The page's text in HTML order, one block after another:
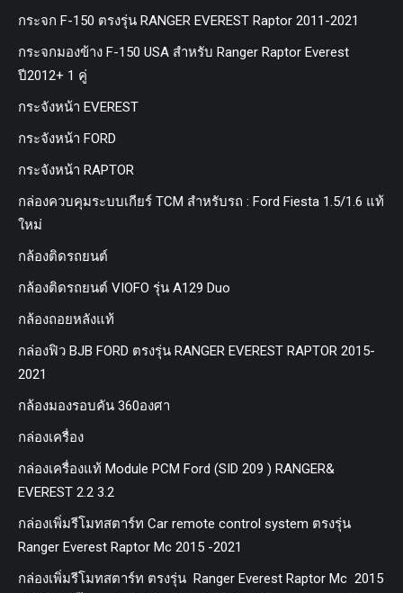
กระจก F-150 ตรงรุ่น RANGER EVEREST Raptor 2011-2021
กระจกมองข้าง F-150 USA สำหรับ Ranger Raptor Everest
ปี2012+ 1 คู่
กระจังหน้า EVEREST
กระจังหน้า FORD
กระจังหน้า RAPTOR
กล่องควบคุมระบบเกียร์ TCM สำหรับรถ : Ford Fiesta 1.5/1.6 แท้
ใหม่
กล้องติดรถยนต์
กล้องติดรถยนต์ VIOFO รุ่น A129 Duo
กล้องถอยหลังแท้
กล่องฟิว BJB FORD ตรงรุ่น RANGER EVEREST RAPTOR 2015-
2021
กล้องมองรอบคัน 360องศา
กล่องเครื่อง
กล่องเครื่องแท้ Module PCM Ford (SID 209 ) RANGER&
EVEREST 2.2 3.2
กล่องเพิ่มรีโมทสตาร์ท Car remote control system ตรงรุ่น
Ranger Everest Raptor Mc 2015 -2021
กล่องเพิ่มรีโมทสตาร์ท ตรงรุ่น Ranger Everest Raptor Mc 2015